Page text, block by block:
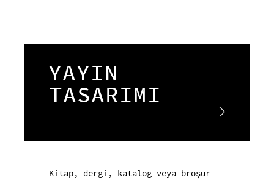
YAYIN
TASARIMI
Kitap, dergi, katalog veya broşür